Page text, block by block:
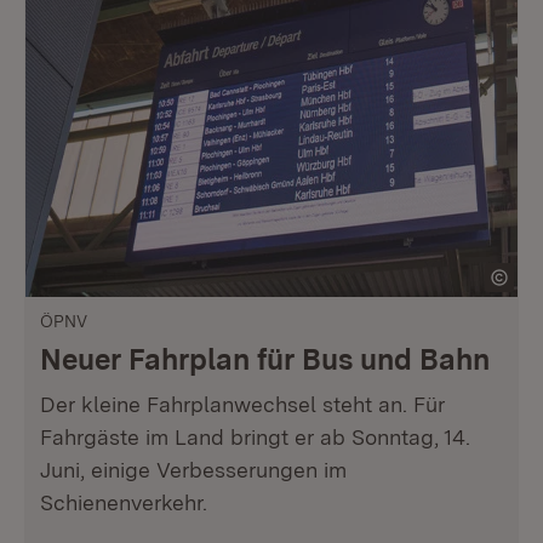
ÖPNV
Neuer Fahrplan für Bus und Bahn
Der kleine Fahrplanwechsel steht an. Für
Fahrgäste im Land bringt er ab Sonntag, 14.
Juni, einige Verbesserungen im
Schienenverkehr.